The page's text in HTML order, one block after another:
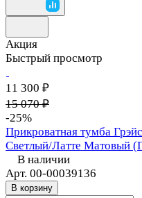
Акция
Быстрый просмотр
11 300 ₽
15 070 ₽
-25%
Прикроватная тумба
Светлый/Латте Матовый
В наличии
Арт. 00-00039136
В корзину